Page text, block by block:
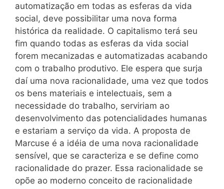
automatização em todas as esferas da vida
social, deve possibilitar uma nova forma
histórica da realidade. O capitalismo terá seu
fim quando todas as esferas da vida social
forem mecanizadas e automatizadas acabando
com o trabalho produtivo. Ele espera que surja
daí uma nova racionalidade, uma vez que todos
os bens materiais e intelectuais, sem a
necessidade do trabalho, serviriam ao
desenvolvimento das potencialidades humanas
e estariam a serviço da vida. A proposta de
Marcuse é a idéia de uma nova racionalidade
sensível, que se caracteriza e se define como
racionalidade do prazer. Essa racionalidade se
opõe ao moderno conceito de racionalidade